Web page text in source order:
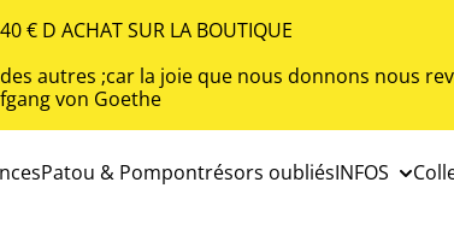
€ D ACHAT SUR LA BOUTIQUE
autres ;car la joie que nous donnons nous
von Goethe
Patou & Pompontrésors oubliésINFOS